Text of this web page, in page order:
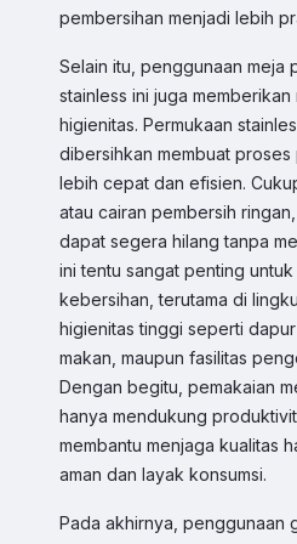
pembersihan menjadi lebih
Selain itu, penggunaan meja
stainless ini juga memberikan
higienitas. Permukaan
dibersihkan membuat proses
lebih cepat dan efisien.
atau cairan pembersih
dapat segera hilang tanpa
ini tentu sangat penting
kebersihan, terutama di
higienitas tinggi seperti
makan, maupun fasilitas
Dengan begitu, pemakaian
hanya mendukung
membantu menjaga kualitas
aman dan layak konsumsi.
Pada akhirnya, penggunaan
Sales & Support
Pilih Kontak
Respon cepat untuk order,
Sales
Hilmi
Jam Operasional 08.00–17.00
Sales
Dyah
Jam Operasional 08.00–17.00
Sales